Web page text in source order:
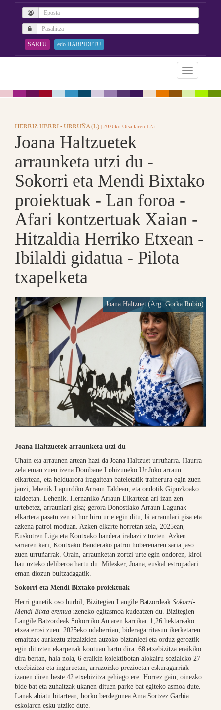
SARTU edo HARPIDETU
HERRIZ HERRI - URRUÑA (L) | 2026ko Otsailaren 12a
Joana Haltzuetek
arraunketa utzi du -
Sokorri eta Mendi Bixtako
proiektuak - Lan foroa -
Afari kontzertuak Xaian -
Hitzaldia Herriko Etxean -
Ibilaldi gidatua - Pilota
txapelketa
Joana Haltzuet (Arg: Gorka Rubio)
Joana Haltzuetek arraunketa utzi du
Uhain eta arraunen artean hazi da Joana Haltzuet urruñarra. Haurra
zela eman zuen izena Donibane Lohizuneko Ur Joko arraun
elkartean, eta helduarora iragaitean bateletatik trainerura egin zuen
jauzi; lehenik Lapurdiko Arraun Taldean, eta ondotik Gipuzkoako
taldeetan. Lehenik, Hernaniko Arraun Elkartean ari izan zen,
urtebetez, arraunlari gisa; gerora Donostiako Arraun Lagunak
elkartera pasatu zen et hor hiru urte egin ditu, bi arraunlari gisa eta
azkena patroi moduan. Azken elkarte horretan zela, 2025ean,
Euskotren Liga eta Kontxako bandera irabazi zituzten. Azken
sariaren kari, Kontxako Banderako patroi hoberenaren saria jaso
zuen urruñarrak. Orain, arraunketan zortzi urte egin ondoren, kirol
hau uzteko deliberoa hartu du. Milesker, Joana, euskal estropadari
eman diozun bultzadagatik.
Sokorri eta Mendi Bixtako proiektuak
Herri gunetik oso hurbil, Bizitegien Langile Batzordeak Sokorri-
Mendi Bixta eremua izeneko egitasmoa kudeatzen du. Bizitegien
Langile Batzordeak Sokorriko Amaren karrikan 1,26 hektareako
etxea erosi zuen. 2025eko udaberrian, bideragarritasun ikerketaren
emaitzak aurkeztu zitzaizkien auzoko biztanleei eta orduz geroztik
egin dituzten ekarpenak kontuan hartu dira. 68 etxebizitza eraikiko
dira bertan, hala nola, 6 eraikin kolektibotan alokairu sozialeko 27
etxebizitza eta inguruetan, arrazoizko prezioetan eskuragarriak
izanen diren beste 42 etxebizitza gehiago ere. Horrez gain, oinezko
bide bat eta zuhaitzak ukanen dituen parke bat egiteko asmoa dute.
Lanak abiatu bitartean, horko berdegunea Ama Sortzez Garbia
eskolaren esku utziko dute.